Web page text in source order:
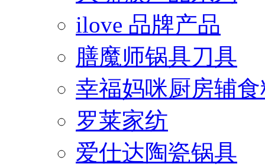
ilove 品牌产品
膳魔师锅具刀具
幸福妈咪厨房辅
罗莱家纺
爱仕达陶瓷锅具